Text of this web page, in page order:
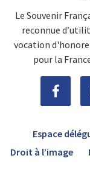
Le Souvenir
reconnue
vocation
pour la
Espace
Droit à l’image